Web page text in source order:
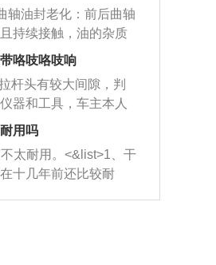
是因为积碳过多引起
三元催化器泡在草酸
得到解决，将清洗剂
燃油混合后，车辆启
油一起进入到燃烧
排出，就可以让三元
排气管堵塞的情况就
右同样也要打相同的
最后强调要反复练
成肌肉记忆，在真实
要记忆也能打好方
轴油封老化：前后曲轴
持续接触，油的杂质
度变化使其密封效果
油或漏油。<&list>2、
碳会使活塞环与缸体
机油流入燃烧室中，
、机油粘度。使用
，同样会有烧机油现
具有很好的流动性，
咯吱咯吱响
杆头有较大间隙，判
器和工具，车主本人
车辆送到修理厂或4s
半轴套管防尘罩破
漏油现象，使半轴磨
轴容易损坏，产生异
器的转向胶套和球头
用吗
太耐用。<&list>1、干
十几年前还比较耐